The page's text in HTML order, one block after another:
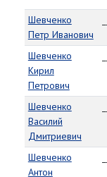
Шевченко
Петр Иванович
Шевченко
Кирил
Петрович
Шевченко
Василий
Дмитриевич
Шевченко
Антон